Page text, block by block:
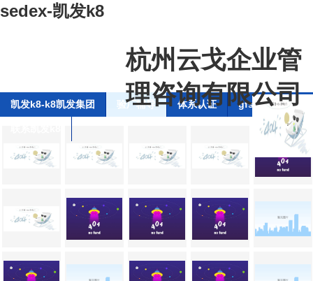
sedex-凯发k8
杭州云戈企业管
理咨询有限公司
凯发k8-k8凯发集团 验厂辅导 体系认证 gfsi全球食品安